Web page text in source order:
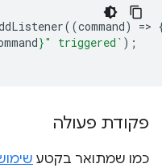
((command) =>
}" triggered` );
פקודת פעולה
כמו שמתואר בקטע